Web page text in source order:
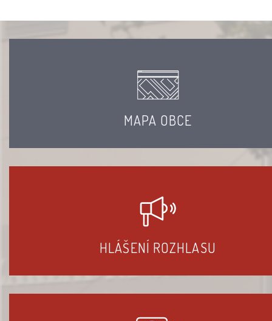
MAPA OBCE
HLÁŠENÍ ROZHLASU